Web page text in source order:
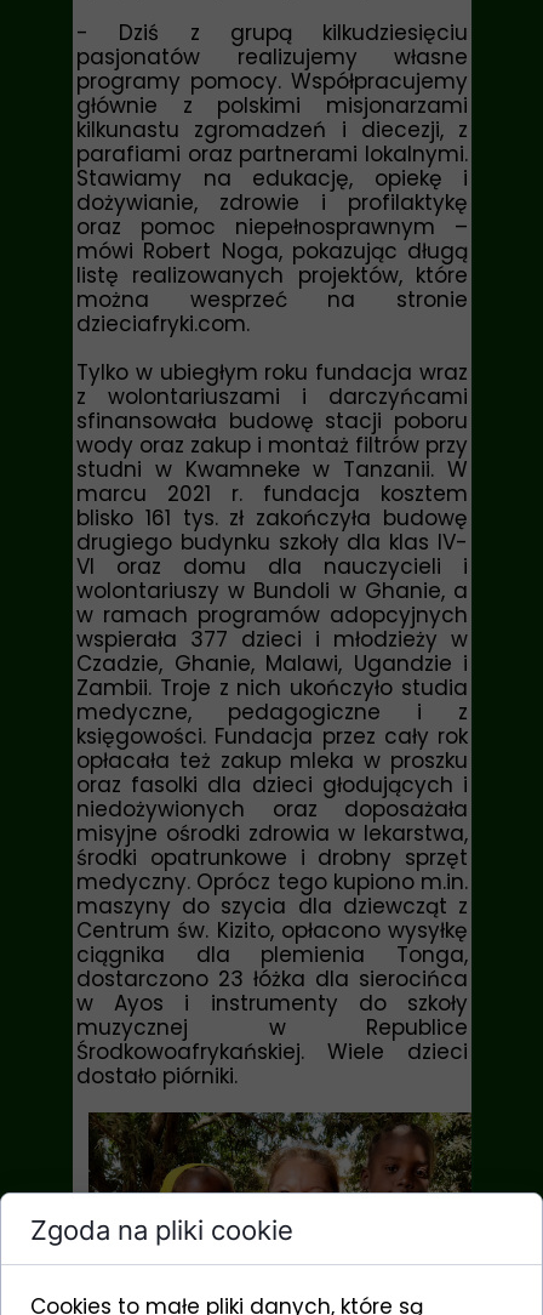
- Dziś z grupą kilkudziesięciu
pasjonatów realizujemy własne
programy pomocy. Współpracujemy
głównie z polskimi misjonarzami
kilkunastu zgromadzeń i diecezji, z
parafiami oraz partnerami lokalnymi.
Stawiamy na edukację, opiekę i
dożywianie, zdrowie i profilaktykę
oraz pomoc niepełnosprawnym –
mówi Robert Noga, pokazując długą
listę realizowanych projektów, które
można wesprzeć na stronie
dzieciafryki.com.
Tylko w ubiegłym roku fundacja wraz
z wolontariuszami i darczyńcami
sfinansowała budowę stacji poboru
wody oraz zakup i montaż filtrów przy
studni w Kwamneke w Tanzanii. W
marcu 2021 r. fundacja kosztem
blisko 161 tys. zł zakończyła budowę
drugiego budynku szkoły dla klas IV-
VI oraz domu dla nauczycieli i
wolontariuszy w Bundoli w Ghanie, a
w ramach programów adopcyjnych
wspierała 377 dzieci i młodzieży w
Czadzie, Ghanie, Malawi, Ugandzie i
Zambii. Troje z nich ukończyło studia
medyczne, pedagogiczne i z
księgowości. Fundacja przez cały rok
opłacała też zakup mleka w proszku
oraz fasolki dla dzieci głodujących i
niedożywionych oraz doposażała
misyjne ośrodki zdrowia w lekarstwa,
środki opatrunkowe i drobny sprzęt
medyczny. Oprócz tego kupiono m.in.
maszyny do szycia dla dziewcząt z
Centrum św. Kizito, opłacono wysyłkę
ciągnika dla plemienia Tonga,
dostarczono 23 łóżka dla sierocińca
w Ayos i instrumenty do szkoły
muzycznej w Republice
Środkowoafrykańskiej. Wiele dzieci
dostało piórniki.
Zgoda na pliki cookie
Cookies to małe pliki danych, które są